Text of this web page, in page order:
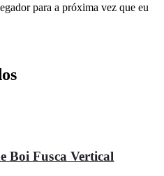
para a próxima vez que eu
Boi Fusca Vertical